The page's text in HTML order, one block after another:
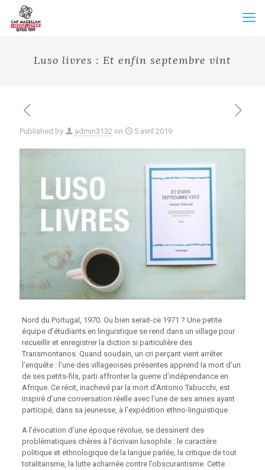
Luso livres : Et enfin septembre vint
Published by admin3132 on 5 avril 2019
Nord du Portugal, 1970. Ou bien serait-ce 1971 ? Une petite
équipe d’étudiants en linguistique se rend dans un village pour
recueillir et enregistrer la diction si particulière des
Transmontanos. Quand soudain, un cri perçant vient arrêter
l’enquête : l’une des villageoises présentes apprend la mort d’un
de ses petits-fils, parti affronter la guerre d’indépendance en
Afrique. Ce récit, inachevé par la mort d’Antonio Tabucchi, est
inspiré d’une conversation réelle avec l’une de ses amies ayant
participé, dans sa jeunesse, à l’expédition ethno-linguistique.
A l’évocation d’une époque révolue, se dessinent des
problématiques chères à l’écrivain lusophile : le caractère
politique et ethnologique de la langue parlée, la critique de tout
totalitarisme, la lutte acharnée contre l’obscurantisme. Cette